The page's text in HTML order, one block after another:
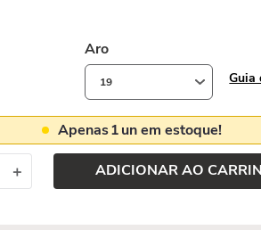
Guia
Aro
19
Apenas1un em estoque!
＋ ADICIONAR AO